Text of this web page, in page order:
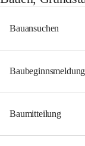
Bauansuchen
Baubeginnsmeldung
Baumitteilung